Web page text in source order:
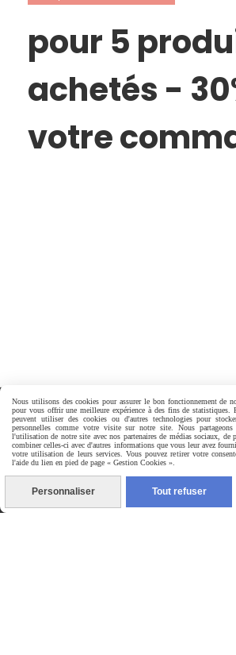
pour 5
achetés -
votre
 Paiement
Livraisons &
Nous utilisons des cookies pour assurer le bon fonctionnement de
pour vous offrir une meilleure expérience à des fins de statistiques.
peuvent utiliser des cookies ou d'autres technologies pour
personnelles comme votre visite sur notre site. Nous
l'utilisation de notre site avec nos partenaires de médias sociaux, de
combiner celles-ci avec d'autres informations que vous leur avez
votre utilisation de leurs services. Vous pouvez retirer votre
l'aide du lien en pied de page « Gestion Cookies ».
Personnaliser Tout refuser